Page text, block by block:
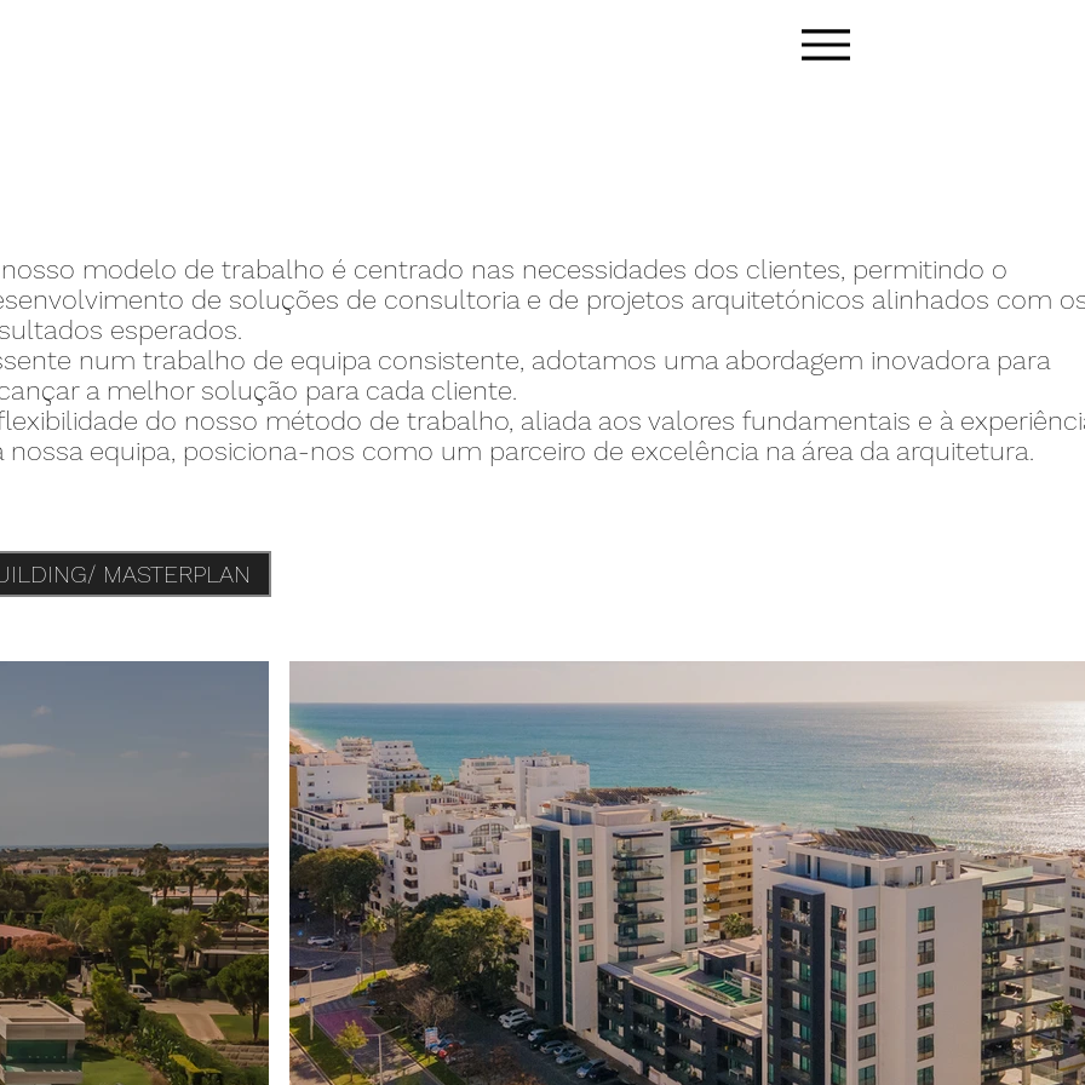
modelo de trabalho é centrado nas necessidades dos clientes, permitindo o
de soluções de consultoria e de projetos arquitetónicos alinhados com
esperados.
num trabalho de equipa consistente, adotamos uma abordagem inovadora para
a melhor solução para cada cliente.
do nosso método de trabalho, aliada aos valores fundamentais e à
nossa equipa, posiciona-nos como um parceiro de excelência na área da arquitetura.
MASTERPLAN